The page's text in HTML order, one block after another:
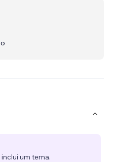
um tema.